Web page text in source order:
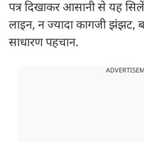
पत्र दिखाकर आसानी से यह
लाइन, न ज्यादा कागजी
साधारण पहचान.